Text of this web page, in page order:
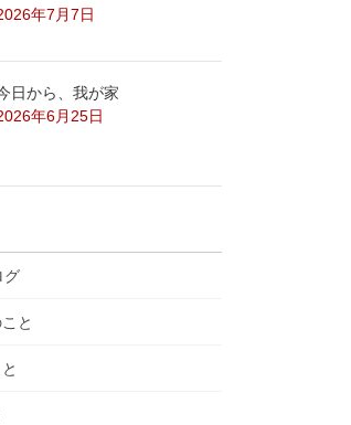
年7月7日
日から、我が家
年6月25日
グ
と